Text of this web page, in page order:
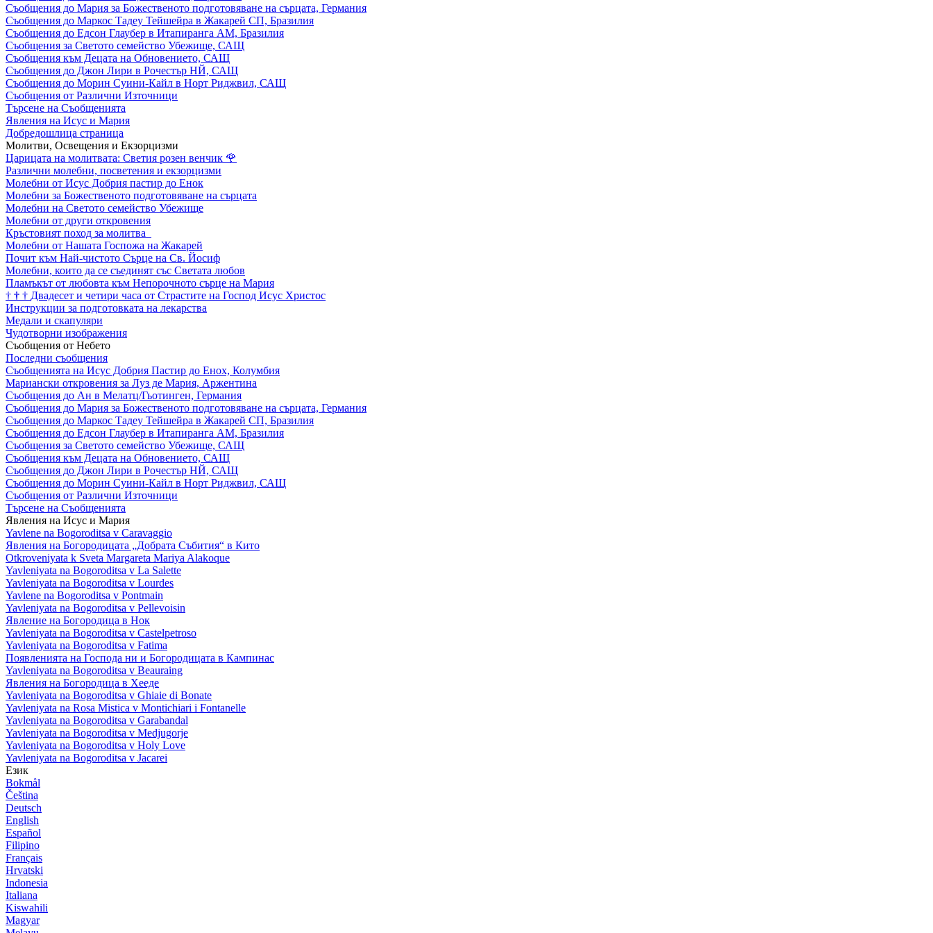
Съобщения до Мария за Божественото подготовяване на сърцата, Германия
Съобщения до Маркос Тадеу Тейшейра в Жакарей СП, Бразилия
Съобщения до Едсон Глаубер в Итапиранга АМ, Бразилия
Съобщения за Светото семейство Убежище, САЩ
Съобщения към Децата на Обновението, САЩ
Съобщения до Джон Лири в Рочестър НЙ, САЩ
Съобщения до Морин Суини-Кайл в Норт Риджвил, САЩ
Съобщения от Различни Източници
Търсене на Съобщенията
Явления на Исус и Мария
Добредошлица страница
Молитви, Освещения и Екзорцизми
Царицата на молитвата: Светия розен венчик 🌹
Различни молебни, посветения и екзорцизми
Молебни от Исус Добрия пастир до Енок
Молебни за Божественото подготовяване на сърцата
Молебни на Светото семейство Убежище
Молебни от други откровения
Кръстовият поход за молитва
Молебни от Нашата Госпожа на Жакарей
Почит към Най-чистото Сърце на Св. Йосиф
Молебни, които да се съединят със Светата любов
Пламъкът от любовта към Непорочното сърце на Мария
† † † Двадесет и четири часа от Страстите на Господ Исус Христос
Инструкции за подготовката на лекарства
Медали и скапуляри
Чудотворни изображения
Съобщения от Небето
Последни съобщения
Съобщенията на Исус Добрия Пастир до Енох, Колумбия
Мариански откровения за Луз де Мария, Аржентина
Съобщения до Ан в Мелатц/Гьотинген, Германия
Съобщения до Мария за Божественото подготовяване на сърцата, Германия
Съобщения до Маркос Тадеу Тейшейра в Жакарей СП, Бразилия
Съобщения до Едсон Глаубер в Итапиранга АМ, Бразилия
Съобщения за Светото семейство Убежище, САЩ
Съобщения към Децата на Обновението, САЩ
Съобщения до Джон Лири в Рочестър НЙ, САЩ
Съобщения до Морин Суини-Кайл в Норт Риджвил, САЩ
Съобщения от Различни Източници
Търсене на Съобщенията
Явления на Исус и Мария
Yavlene na Bogoroditsa v Caravaggio
Явления на Богородицата „Добрата Събития“ в Кито
Otkroveniyata k Sveta Margareta Mariya Alakoque
Yavleniyata na Bogoroditsa v La Salette
Yavleniyata na Bogoroditsa v Lourdes
Yavlene na Bogoroditsa v Pontmain
Yavleniyata na Bogoroditsa v Pellevoisin
Явление на Богородица в Нок
Yavleniyata na Bogoroditsa v Castelpetroso
Yavleniyata na Bogoroditsa v Fatima
Появленията на Господа ни и Богородицата в Кампинас
Yavleniyata na Bogoroditsa v Beauraing
Явления на Богородица в Хееде
Yavleniyata na Bogoroditsa v Ghiaie di Bonate
Yavleniyata na Rosa Mistica v Montichiari i Fontanelle
Yavleniyata na Bogoroditsa v Garabandal
Yavleniyata na Bogoroditsa v Medjugorje
Yavleniyata na Bogoroditsa v Holy Love
Yavleniyata na Bogoroditsa v Jacarei
Език
Bokmål
Čeština
Deutsch
English
Español
Filipino
Français
Hrvatski
Indonesia
Italiana
Kiswahili
Magyar